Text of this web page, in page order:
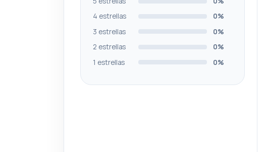
4 estrellas
0%
3 estrellas
0%
2 estrellas
0%
1 estrellas
0%